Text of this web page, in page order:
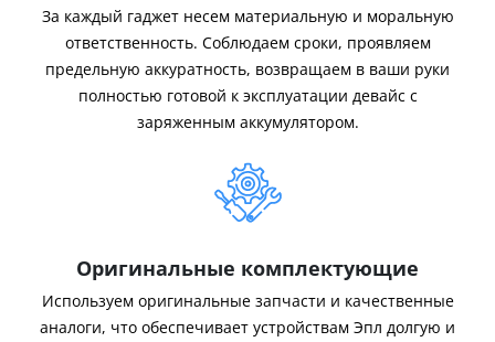
За каждый гаджет несем материальную и моральную
ответственность. Соблюдаем сроки, проявляем
предельную аккуратность, возвращаем в ваши руки
полностью готовой к эксплуатации девайс с
заряженным аккумулятором.
Оригинальные комплектующие
Используем оригинальные запчасти и качественные
аналоги, что обеспечивает устройствам Эпл долгую и